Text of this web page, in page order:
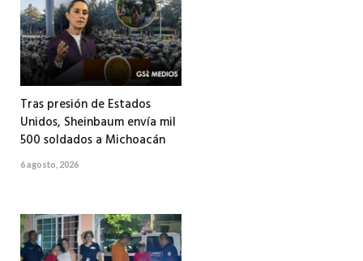
Tras presión de Estados
Unidos, Sheinbaum envía mil
500 soldados a Michoacán
6 agosto, 2026